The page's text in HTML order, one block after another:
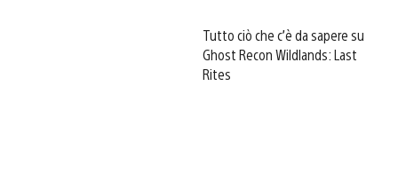
Tutto ciò che c’è da sapere su
Ghost Recon Wildlands: Last
Rites